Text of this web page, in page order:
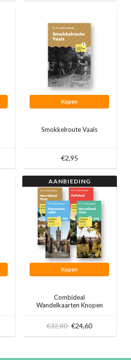
Kopen
Smokkelroute Vaals
€2,95
AANBIEDING
Kopen
Combideal
Wandelkaarten Knopen
€32,80 €24,60